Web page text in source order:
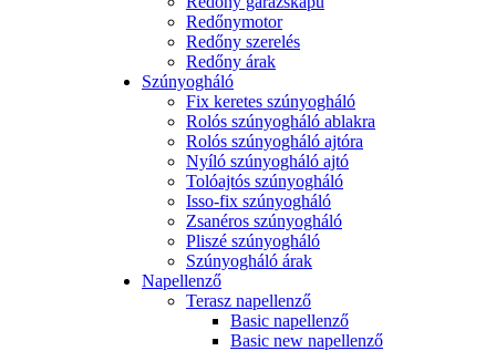
Redőnymotor
Redőny szerelés
Redőny árak
Szúnyogháló
Fix keretes szúnyogháló
Rolós szúnyogháló ablakra
Rolós szúnyogháló ajtóra
Nyíló szúnyogháló ajtó
Tolóajtós szúnyogháló
Isso-fix szúnyogháló
Zsanéros szúnyogháló
Pliszé szúnyogháló
Szúnyogháló árak
Napellenző
Terasz napellenző
Basic napellenző
Basic new napellenző